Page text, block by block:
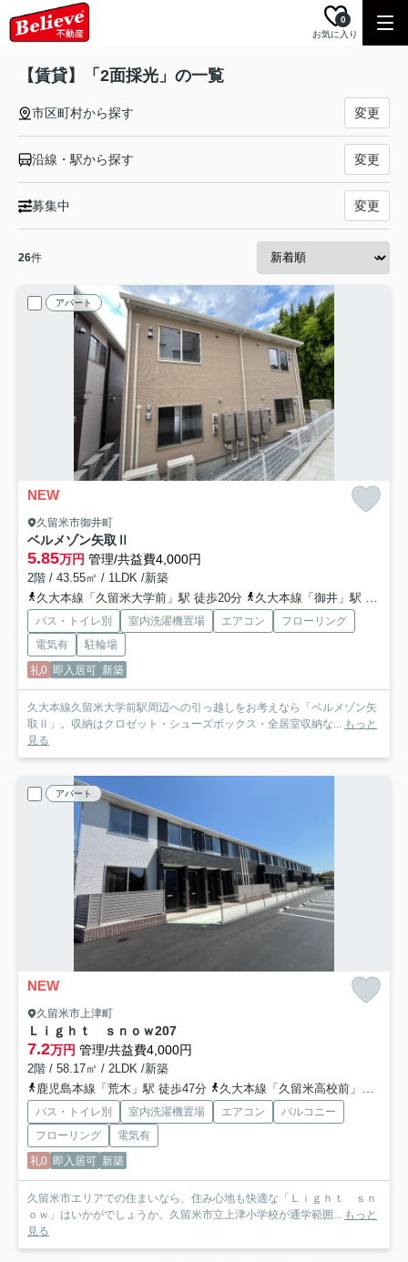
お気に入り
0
【賃貸】「2面採光」の一覧
市区町村から探す 変更
沿線・駅から探す 変更
募集中 変更
26件
アパート
NEW
久留米市御井町
ベルメゾン矢取Ⅱ
5.85万円 管理/共益費4,000円
2階 / 43.55㎡ / 1LDK /新築
久大本線「久留米大学前」駅 徒歩20分
久大本線「御井」駅 徒歩29分
バス・トイレ別 室内洗濯機置場 エアコン
フローリング
電気有
駐輪場
礼0 即入居可 新築
久大本線久留米大学前駅周辺への引っ越しをお考えなら「ベルメゾン矢
取Ⅱ」。収納はクロゼット・シューズボックス・全居室収納な... もっと
見る
アパート
NEW
久留米市上津町
Ｌｉｇｈｔ ｓｎｏｗ207
7.2万円 管理/共益費4,000円
2階 / 58.17㎡ / 2LDK /新築
鹿児島本線「荒木」駅 徒歩47分
久大本線「久留米高校前」駅 徒歩48分
バス・トイレ別 室内洗濯機置場 エアコン
バルコニー
フローリング
電気有
礼0 即入居可 新築
久留米市エリアでの住まいなら、住み心地も快適な「Ｌｉｇｈｔ ｓｎ
ｏｗ」はいかがでしょうか。久留米市立上津小学校が通学範囲... もっと
見る